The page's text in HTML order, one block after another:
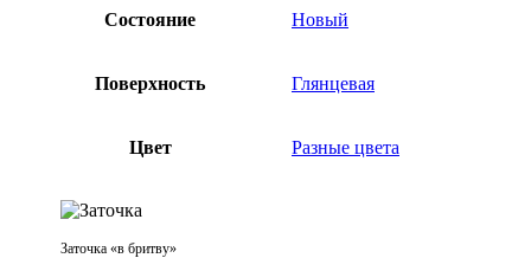
Состояние Новый
Поверхность Глянцевая
Цвет Разные цвета
Заточка «в бритву»